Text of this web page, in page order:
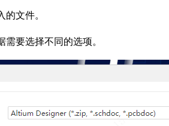
的文件。
需要选择不同的选项。